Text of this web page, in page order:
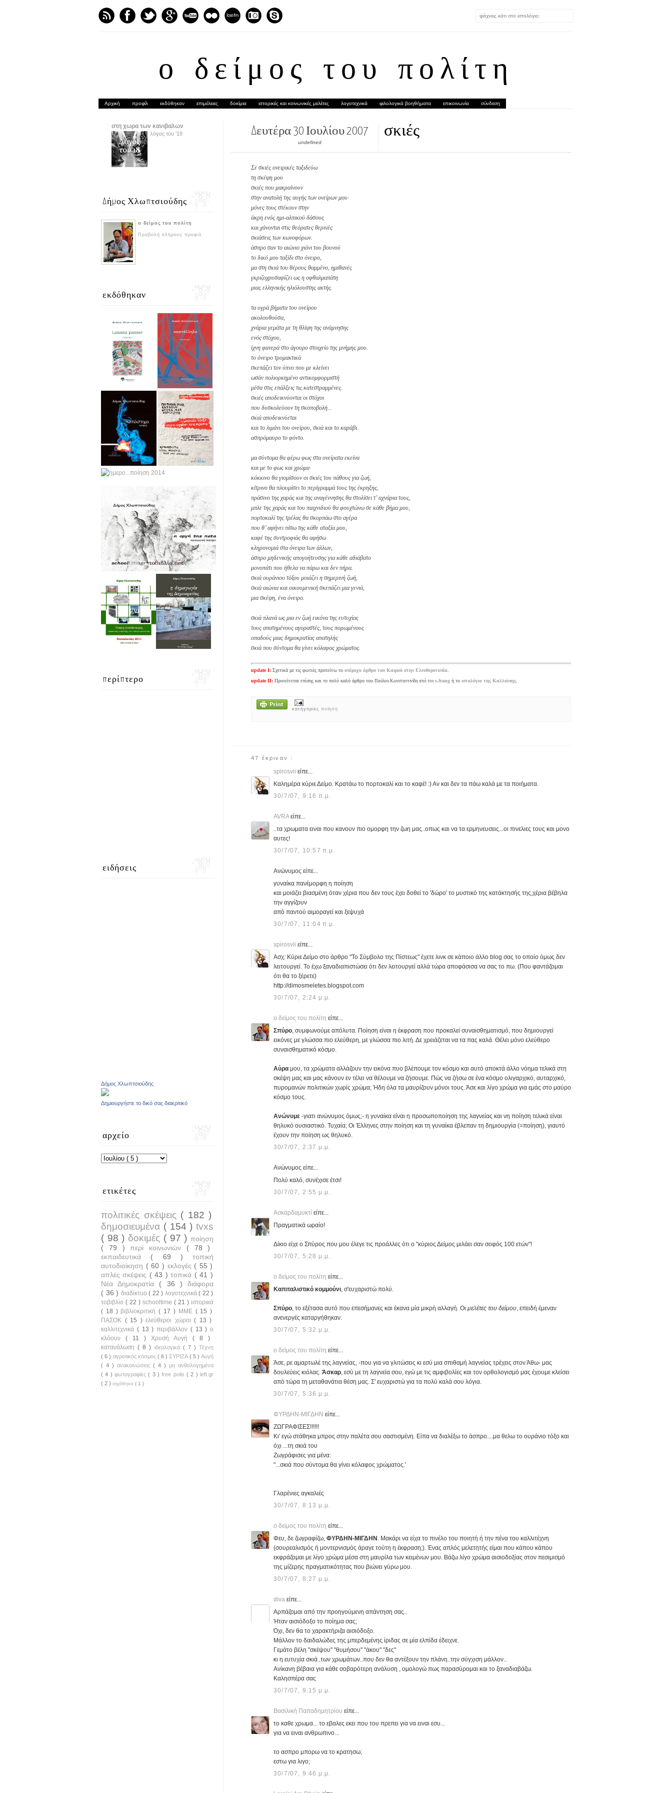
ο δείμος του πολίτη
Αρχική προφίλ εκδόθηκαν επιμέλειες δοκίμια ιστορικές και κοινωνικές μελέτες λογοτεχνικά φιλολογικά βοηθήματα επικοινωνία σύνδεση
Δευτέρα 30 Ιουλίου 2007
undefined
σκιές
Σε σκιές ονειρικές ταξιδεύω
τη σκέψη μου
σκιές που μακραίνουν
στην ανατολή της αυγής των ονείρων μου·
μόνες τους στέκουν στην
άκρη ενός ημι-αλπικού δάσους
και χάνονται στις θεόρατες θερινές
σκιάσεις των κωνοφόρων.
άσπρο σαν το αιώνιο χιόνι του βουνού
το δικό μου ταξίδι στο όνειρο,
μα στη σκιά του θέρους θαμμένο, ημιθανές
γκριζοχρυσαφίζει ως η οφθαλμαπάτη
μιας ελληνικής ηλιόλουστης ακτής.
τα υγρά βήματα του ονείρου
ακολουθούσα,
χνάρια γεμάτα με τη θλίψη της ανάμνησης
ενός στόχου,
ίχνη φανερά στο άγουρο στοιχείο της μνήμης μου.
το όνειρο τρομακτικά
σκεπάζει τον ύπνο που με κλείνει
ωσάν πολιορκημένο αντικομφορμιστή
μέσα στις επάλξεις τις κατεστραμμένες.
σκιές αποδεικνύονται οι στόχοι
που δυσκολεύουν τη σκοποβολή...
σκιά αποδεικνύεται
και το λιμάνι του ονείρου, σκιά και το καράβι.
ασπρόμαυρο το φόντο.
μα σύντομα θα φέρω φως στα ονείρατα εκείνα
και με το φως και χρώμα·
κόκκινο θα γιομίσουν οι σκιές του πάθους για ζωή,
κίτρινο θα πλουμίσει το περίγραμμά τους της έκρηξης,
πράσινο της χαράς και της αναγέννησης θα στολίσει τ’ αχνάρια τους,
μπλε της χαράς και του παιχνιδιού θα φουχτώνω σε κάθε βήμα μου,
πορτοκαλί της τρέλας θα σκορπάω στο αγέρα
που θ’ αφήνει πίσω της κάθε αταξία μου,
καφέ της συντροφιάς θα αφήσω
κληρονομιά στα όνειρα των άλλων,
άσπρο μηδενικής απογοήτευσης για κάθε αδιάβατο
μονοπάτι που ήθελα να πάρω και δεν πήρα.
σκιά ουράνιου τόξου μοιάζει η σημερινή ζωή,
σκιά αιώνια και οικουμενική σκεπάζει μια γενιά,
μια σκέψη, ένα όνειρο.
σκιά πλανά ως μια εν ζωή εικόνα της ευτυχίας
τους απατημένους αγοραστές, τους πορωμένους
οπαδούς μιας δημοκρατίας απατηλής
σκιά που σύντομα θα γίνει κόλαφος χρώματος.
update Ι: Σχετικά με τις φωτιές προτείνω το υπέροχο άρθρο του Καιρού στην Ελευθεροτυπία
update ΙΙ: Προτείνεται επίσης και το πολύ καλό άρθρο του Παύλου Κωνσταντινίδη από τον s.frang ή το ιστολόγιο της Καλλιόπης
κατηγορίες ποίηση
47 έκριναν :
spirosvii είπε...
Καλημέρα κύριε Δείμο. Κρατάω το πορτοκαλί και το καφέ! :) Αν και δεν τα πάω καλά με τα ποιήματα.
30/7/07, 9:16 π.μ.
AVRAείπε...
..τα χρωματα ειναι που κανουν πιο ομορφη την ζωη μας..οπως και να τα ερμηνευσεις...οι πινελιες τους και μονο
αυτες!
30/7/07, 10:57 π.μ.
Ανώνυμος είπε...
γυναίκα πανέμορφη η ποίηση
και μοιάζει βιασμένη όταν χέρια που δεν τους έχει δοθεί το 'δώρο' το μυστικό της κατάκτησής της,χέρια βέβηλα
την αγγίζουν
από παντού αιμοραγεί και ξεψυχά
30/7/07, 11:04 π.μ.
spirosvii είπε...
Ασχ: Κύριε Δείμο στο άρθρο "Το Σύμβολο της Πίστεως" έχετε λινκ σε κάποιο άλλο blog σας το οποίο όμως δεν
λειτουργεί. Το έχω ξαναδιαπιστώσει ότι δεν λειτουργεί αλλά τώρα αποφάσισα να σας το πω. (Που φαντάζομαι
ότι θα το ξέρετε)
http://dimosmeletes.blogspot.com
30/7/07, 2:24 μ.μ.
ο δείμος του πολίτη είπε...
Σπύρο, συμφωνούμε απόλυτα. Ποίηση είναι η έκφραση που προκαλεί συναισθηματισμό, που δημιουργεί
εικόνες με γλώσσα πιο ελεύθερη, με γλώσσα πιο λιτή. Δε χρειάζεται να τα πας καλά. Θέλει μόνο ελεύθερο
συναισθηματικό κόσμο.
Αύρα μου, τα χρώματα αλλάζουν την εικόνα πυο βλέπουμε τον κόσμο και αυτό αποκτά άλλο νόημα τελικά στη
σκέψη μας και μας κάνουν εν τέλει να θέλουμε να ζήσουμε. Πώς να ζήσω σε ένα κόσμο ολιγαρχικό, αυταρχικό,
πυρομανών πολιτικών χωρίς χρώμα; Ήδη όλα τα μαυρίζουν μόνοι τους. Άσε και λίγο χρώμα για εμάς στο μαύρο
κόσμο τους.
Ανώνυμε -γιατι ανώνυμος όμως;- η γυναίκα είναι η προσωποποίηση της λαγνείας και νη ποίηση τελικά είναι
θηλυκό ουσιαστικό. Τυχαία; Οι Έλληνες στην ποίηση και τη γυναίκα έβλεπαν τη δημιουργία (=ποίηση), γιαυτό
έχουν την ποίηση ως θηλυκό.
30/7/07, 2:37 μ.μ.
Ανώνυμος είπε...
Πολύ καλό, συνέχισε έτσι!
30/7/07, 2:55 μ.μ.
Ασκαρδαμυκτί είπε...
Πραγματικά ωραίο!
Δίκιο είχε ο Σπύρος που μου έλεγε τις προάλλες ότι ο "κύριος Δείμος μιλάει σαν σοφός 100 ετών"!
30/7/07, 5:28 μ.μ.
ο δείμος του πολίτη είπε...
Καπιταλιστικό κομμούνι, σ'ευχαριστώ πολύ.
Σπύρο, το εξέτασα αυτό που επεσήμανες και έκανα μία μικρή αλλαγή. Οι μελέτες του δείμου, επειδή έμεναν
ανενεργές καταργήθηκαν.
30/7/07, 5:32 μ.μ.
ο δείμος του πολίτη είπε...
Άσε, ρε αμαρτωλέ της λαγνείας, -που για να γλιτώσεις κι εσύ μια σπιθαμή λαγνείας τρέχεις στον Άθω- μας
δουλεύεις κιόλας. Άσκαρ, εσύ με τη λαγνεία σου, εγώ με τις αμφιβολίες και τον ορθολογισμό μας έχουμε κλείσει
από τώρα τη μεταθανάτια θέση μας. Σ' ευχαριστώ για τα πολύ καλά σου λόγια.
30/7/07, 5:36 μ.μ.
ΦΥΡΔΗΝ-ΜΙΓΔΗΝ είπε...
ΖΩΓΡΑΦΙΣΕΣ!!!!!!
Κι' εγώ στάθηκα μπρος στην παλέτα σου σαστισμένη. Είπα να διαλέξω το άσπρο....μα θελω το ουράνιο τόξο και
όχι ...τη σκιά του
Ζωγράφισες για μένα:
"...σκιά που σύντομα θα γίνει κόλαφος χρώματος.'
Γλαρένιες αγκαλιές
30/7/07, 8:13 μ.μ.
ο δείμος του πολίτη είπε...
Φευ, δε ζωγραφίζω, ΦΥΡΔΗΝ-ΜΙΓΔΗΝ . Μακάρι να είχα το πινέλο του ποιητή ή την πένα του καλλιτέχνη
(σουρεαλισμός ή μοντερνισμός άραγε τούτη η έκφραση;). Ένας απλός μελετητής είμαι που κάπου κάπου
εκφράζομαι με λίγο χρώμα μέσα στη μαυρίλα των κειμένων μου. Βάζω λίγο χρώμα αισιοδοξίας στον πεσιμισμό
της μίζερης πραγματικότητας που βιώνει γύρω μου.
30/7/07, 8:27 μ.μ.
diva είπε...
Αρπάζομαι από την προηγούμενη απάντηση σας..
Ήταν αισιόδοξο το ποίημα σας;
Όχι, δεν θα το χαρακτήριζα αισιόδοξο.
Μάλλον το δαιδαλώδες της μπερδεμένης ίριδας σε μία ελπίδα έδειχνε.
Γεμάτο βέλη "σκέψου" "θυμήσου" "άκου" "δες"
κι η ευτυχία σκιά..των χρωμάτων..που δεν θα αντέξουν την πλάνη..την σύγχιση μάλλον..
Ανίκανη βέβαια για κάθε σοβαρότερη ανάλυση , ομολογώ πως παρασύρομαι και το ξαναδιαβάζω.
Καλησπέρα σας
30/7/07, 9:15 μ.μ.
Βασιλική Παπαδημητρίου είπε...
το καθε χρωμα... το εβαλες εκει που του πρεπει για να ειναι εσυ...
για να ειναι ανθρωπινο...
το ασπρο μπορω να το κρατησω;
εστω για λιγο;
30/7/07, 9:46 μ.μ.
στη χωρα των κανιβαλων
λόγος του '18
Δήμος Χλωπτσιούδης
ο δείμος του πολίτη
Προβολή πλήρους προφίλ
εκδόθηκαν
περίπτερο
ειδήσεις
Δήμος Χλωπτσιούδης
Δημιουργήστε το δικό σας διακριτικό
αρχείο
ετικέτες
πολιτικές σκέψεις ( 182 )
δημοσιευμένα ( 154 ) tvxs
( 98 ) δοκιμές ( 97 )ποίηση
( 79 )περί κοινωνιών ( 78 )
εκπαιδευτικά ( 69 ) τοπική
αυτοδιοίκηση ( 60 ) εκλογές ( 55 )
απλές σκέψεις ( 43 )τοπικά ( 41 )
Νέα Δημοκρατία ( 36 )διάφορα
( 36 ) διαδίκτυο( 22 ) λογοτεχνικά( 22 )
τοβιβλίο ( 22 ) schooltime ( 21 ) ιστορικά
( 18 ) βιβλιοκριτική( 17 ) ΜΜΕ ( 15 )
ΠΑΣΟΚ ( 15 )ελεύθεροι χώροι( 13 )
καλλιτεχνικά ( 13 ) περιβάλλον ( 13 ) ο
κλόουν ( 11 ) Χρυσή Αυγή ( 8 )
κατανάλωση( 8 ) ιδεολογικά ( 7 ) Τέχνη
( 6 ) αγροτικός κόσμος ( 6 )ΣΥΡΙΖΑ ( 5 )Αυγή
( 4 ) ανακοινώσεις ( 4 ) μη ανθολογημένα
( 4 ) φωτογραφίες( 3 )free polis( 2 )left.gr
( 2 ) σιχάθηκα ( 1 )